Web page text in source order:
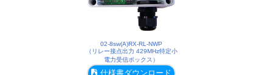
02-8sw(A)RX-RL-NWP
（リレー接点出力 429MHz特定小
電力受信ボックス）
仕様書ダウンロード